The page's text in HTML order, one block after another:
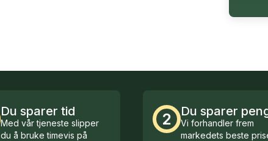
Du sparer tid
Med vår tjeneste slipper
du å bruke timevis på
2 Du sparer
Vi forhandler frem
markedets beste